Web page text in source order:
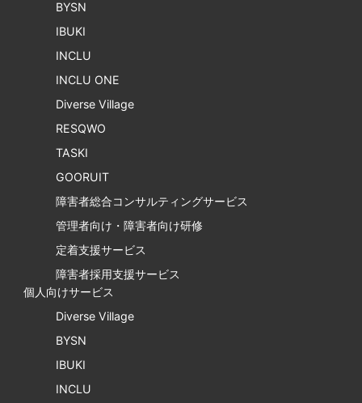
BYSN
IBUKI
INCLU
INCLU ONE
Diverse Village
RESQWO
TASKI
GOORUIT
障害者総合コンサルティングサービス
管理者向け・障害者向け研修
定着支援サービス
障害者採用支援サービス
個人向けサービス
Diverse Village
BYSN
IBUKI
INCLU